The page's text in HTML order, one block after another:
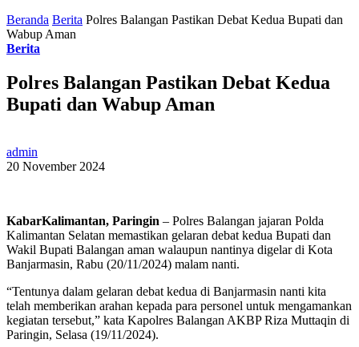
Beranda Berita Polres Balangan Pastikan Debat Kedua Bupati dan
Wabup Aman
Berita
Polres Balangan Pastikan Debat Kedua
Bupati dan Wabup Aman
admin
20 November 2024
KabarKalimantan, Paringin – Polres Balangan jajaran Polda
Kalimantan Selatan memastikan gelaran debat kedua Bupati dan
Wakil Bupati Balangan aman walaupun nantinya digelar di Kota
Banjarmasin, Rabu (20/11/2024) malam nanti.
“Tentunya dalam gelaran debat kedua di Banjarmasin nanti kita
telah memberikan arahan kepada para personel untuk mengamankan
kegiatan tersebut,” kata Kapolres Balangan AKBP Riza Muttaqin di
Paringin, Selasa (19/11/2024).